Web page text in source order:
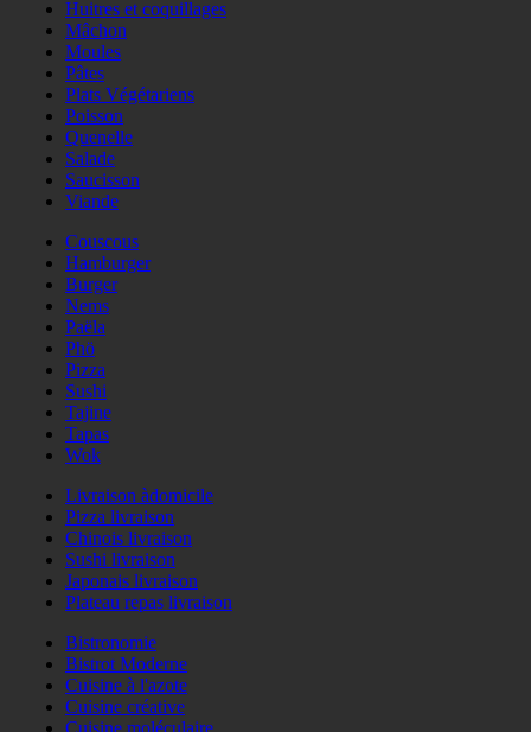
Huitres et coquillages
Mâchon
Moules
Pâtes
Plats Végétariens
Poisson
Quenelle
Salade
Saucisson
Viande
Couscous
Hamburger
Burger
Nems
Paëla
Phö
Pizza
Sushi
Tajine
Tapas
Wok
Livraison àdomicile
Pizza livraison
Chinois livraison
Sushi livraison
Japonais livraison
Plateau repas livraison
Bistronomie
Bistrot Moderne
Cuisine à l'azote
Cuisine créative
Cuisine moléculaire